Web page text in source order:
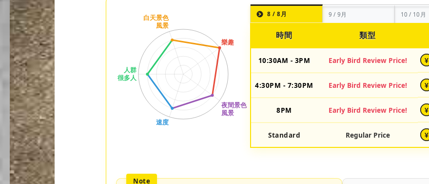
8 / 8月 9 / 9月 10 / 10月
時間 類型
10:30AM - 3PM Early Bird Review Price! ¥
4:30PM - 7:30PM Early Bird Review Price! ¥
8PM Early Bird Review Price! ¥
Standard Regular Price ¥